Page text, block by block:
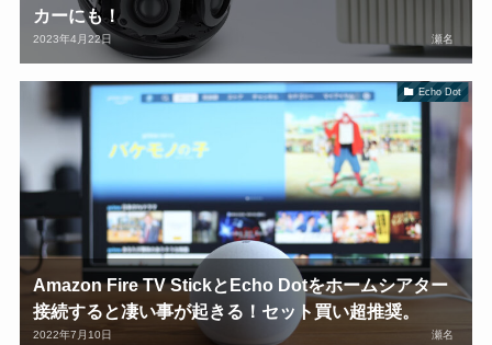
カーにも！
2023年4月22日 瀬名
Echo Dot
Amazon Fire TV StickとEcho Dotをホームシアター
接続すると凄い事が起きる！セット買い超推奨。
2022年7月10日 瀬名